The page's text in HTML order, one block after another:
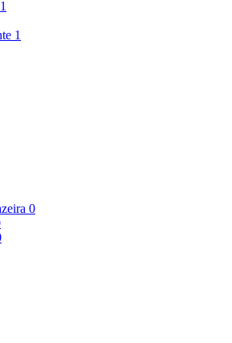
1
1
0